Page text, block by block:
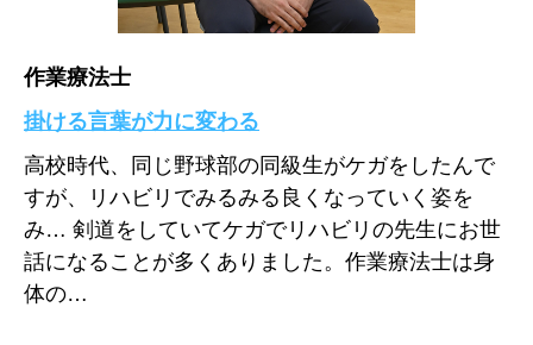
作業療法士
掛ける言葉が力に変わる
高校時代、同じ野球部の同級生がケガをしたんで
すが、リハビリでみるみる良くなっていく姿を
み… 剣道をしていてケガでリハビリの先生にお世
話になることが多くありました。作業療法士は身
体の…